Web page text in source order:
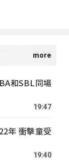
和SBL同場
19:47
年 衝擊童受
19:40